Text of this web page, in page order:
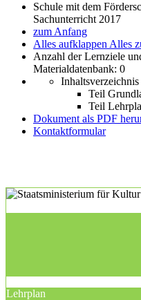
Schule mit dem
Sachunterricht 2017
zum Anfang
Alles aufklappen Alles
Anzahl der Lernziele
Materialdatenbank: 0
Inhaltsverzeichnis
Teil
Teil
Dokument als PDF
Kontaktformular
Lehrplan